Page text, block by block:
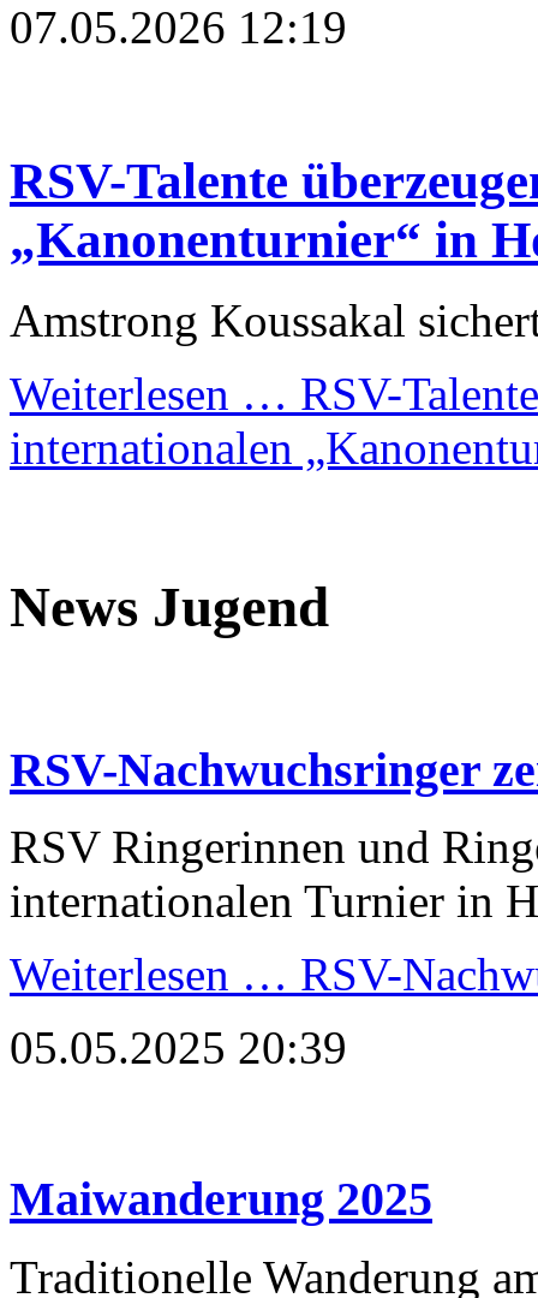
07.05.2026 12:19
RSV-Talente
„Kanonenturnier“ in
Amstrong Koussakal
Weiterlesen … RSV-
internationalen
News Jugend
RSV-Nachwuchsringer
RSV Ringerinnen und
internationalen Turnier in
Weiterlesen … RSV-
05.05.2025 20:39
Maiwanderung 2025
Traditionelle Wanderung